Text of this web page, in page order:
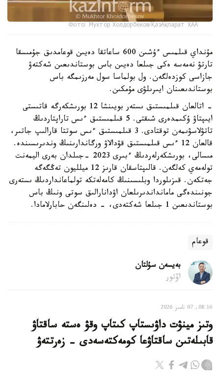
Фото: Мухтор Холдорбеков/ҚазАқпарат ХАА
مۇنداي قىلمىس ءۇشىن 600 ساعاتقا دەيىن قوعامدىق جۇمىسقا
تارتۋ نەمەسە ەكى جىلعا دەيىن باس بوستاندىعىن شەكتەۋ
جازاسى كوزدەلگەن. ول بولماسا سول مەرزىمگە باس
بوستاندىعىنان ايىرىلۋى مۇمكىن.
- اتالعان قىلمىستىق ىستەر بويىنشا 12 بورىشكەرگە قاتىستى
ايىپتاۋ ۇكىمدەرى شىقتى. 5 قىلمىستىق ءىس تاراپتاردىڭ
تاتۋلاسۋىمەن توقتادى. 3 قىلمىستىق ءىس سوتتا قارالىپ جاتىر،
قالعان 12 ءىس قىلمىستىق قۋدالاۋ ورگاندارىنىڭ وندىرىسىندە.
مىسالى، بورىشكەرلەردىڭ ءبىرى 2023 -جىلدان بەرى اليمەنت
تولەمەي كەلگەن. قالىپتاسقان قارىز 12 ميلليون تەڭگەگە
جەتكەن. قىزىلوردا وبلىسىنىڭ كامەلەتكە تولماعانداردىڭ ىستەرى
جونىندەگى مامانداندىرىلعان اۋدانارالىق سوتى ونىڭ باس
بوستاندىعىن 1 جىلعا شەكتەدى، - دەلىنگەن حابارلامادا.
قوعام
بەيسەن سۇلتان
اۆتور
08:16, 07 تامىز 2026
وتىز مينۋت داۋىستاپ كىتاپ وقۋ ەستە ساقتاۋ
قابىلەتىن ساقتاۋعا كومەكتەسەدى - زەرتتەۋ